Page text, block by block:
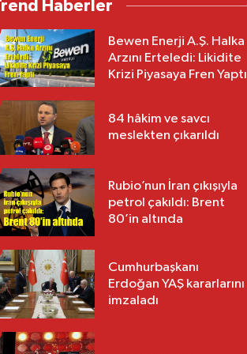
Haberler
Bewen Enerji A.Ş. Halka
Arzını Erteledi: Likidite
Krizi Piyasaya Fren Yaptı
84 hâkim ve savcı
meslekten çıkarıldı
Rubio’nun İran çıkışıyla
petrol çakıldı: Brent
80’in altında
Cumhurbaşkanı
Erdoğan YAŞ kararlarını
imzaladı